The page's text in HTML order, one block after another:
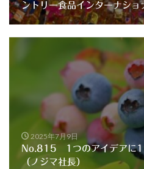
ントリー食品インターナショ
2025年7月9日
No.815 1つのアイデア
（ノジマ社長）